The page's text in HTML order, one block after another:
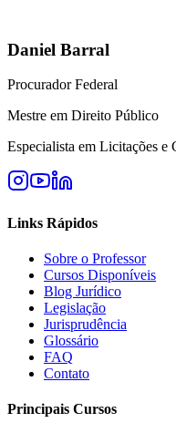
Daniel Barral
Procurador Federal
Mestre em Direito Público
Especialista em Licitações e
Links Rápidos
Sobre o Professor
Cursos Disponíveis
Blog Jurídico
Legislação
Jurisprudência
Glossário
FAQ
Contato
Principais Cursos